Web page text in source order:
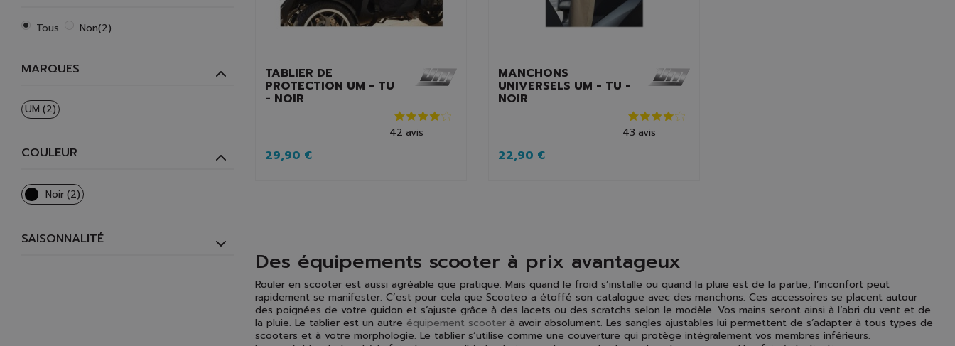
Tous Non(2)
MARQUES
UM (2)
COULEUR
Noir(2)
SAISONNALITÉ
TABLIER DE
PROTECTION UM - TU
- NOIR
42 avis
29,90 €
MANCHONS
UNIVERSELS UM - TU -
NOIR
43 avis
22,90 €
Des équipements scooter à prix avantageux
Rouler en scooter est aussi agréable que pratique. Mais quand le froid s’installe ou quand la pluie est de la partie, l’inconfort peut
rapidement se manifester. C’est pour cela que Scooteo a étoffé son catalogue avec des manchons. Ces accessoires se placent autour
des poignées de votre guidon et s’ajuste grâce à des lacets ou des scratchs selon le modèle. Vos mains seront ainsi à l’abri du vent et de
la pluie. Le tablier est un autre équipement scooterà avoir absolument. Les sangles ajustables lui permettent de s’adapter à tous types de
scooters et à votre morphologie. Le tablier s’utilise comme une couverture qui protège intégralement vos membres inférieurs.